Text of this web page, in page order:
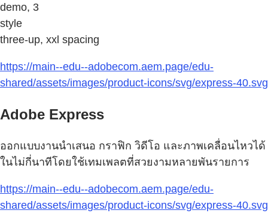
demo, 3
style
three-up, xxl spacing
https://main--edu--adobecom.aem.page/edu-
shared/assets/images/product-icons/svg/express-40.svg
Adobe Express
ออกแบบงานนำเสนอ กราฟิก วิดีโอ และภาพเคลื่อนไหวได้
ในไม่กี่นาทีโดยใช้เทมเพลตที่สวยงามหลายพันรายการ
https://main--edu--adobecom.aem.page/edu-
shared/assets/images/product-icons/svg/express-40.svg